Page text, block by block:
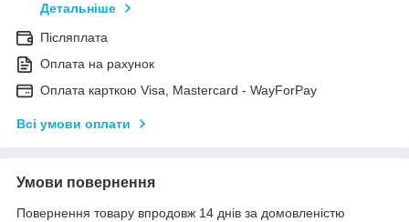
Детальніше
Післяплата
Оплата на рахунок
Оплата карткою Visa, Mastercard - WayForPay
Всі умови оплати
Умови повернення
Повернення товару впродовж 14 днів за домовленістю